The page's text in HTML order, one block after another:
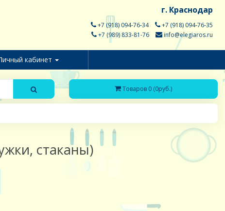
г. Краснодар
+7 (918) 094-76-34
+7 (918) 094-76-35
+7 (989) 833-81-76
info@elegiaros.ru
кабинет
Товаров 0 (0руб.)
стаканы)